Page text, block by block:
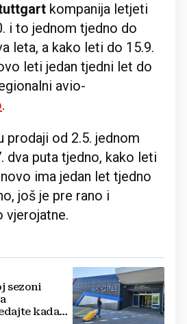
kompanija letjeti
i to jednom tjedno do
leta, a kako leti do 15.9.
leti jedan tjedni let do
avio-
.
prodaji od 2.5. jednom
dva puta tjedno, kako leti
ima jedan let tjedno
još je pre rano i
vjerojatne.
sezoni
kada